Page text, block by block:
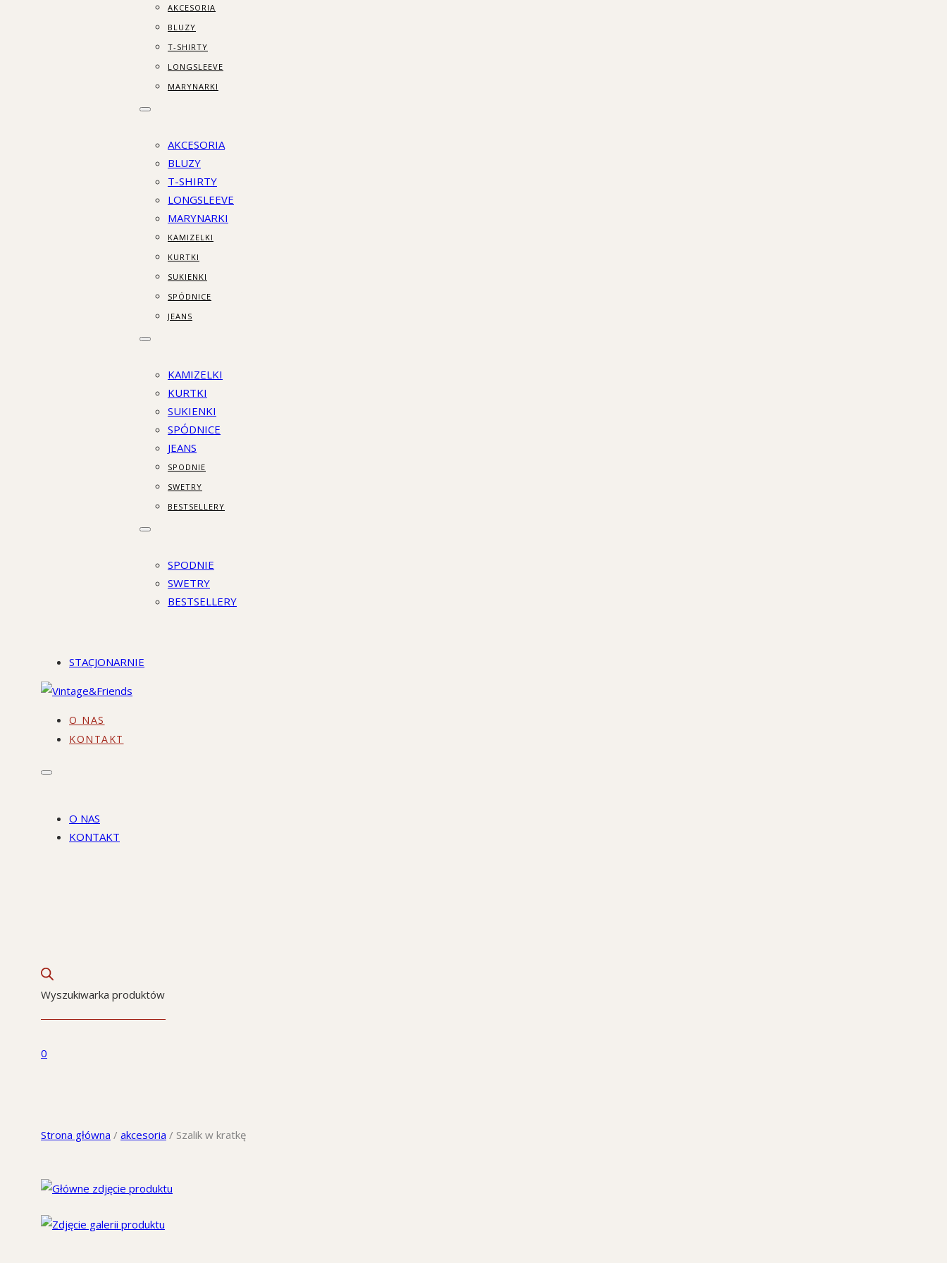
AKCESORIA
BLUZY
T-SHIRTY
LONGSLEEVE
MARYNARKI
AKCESORIA
BLUZY
T-SHIRTY
LONGSLEEVE
MARYNARKI
KAMIZELKI
KURTKI
SUKIENKI
SPÓDNICE
JEANS
KAMIZELKI
KURTKI
SUKIENKI
SPÓDNICE
JEANS
SPODNIE
SWETRY
BESTSELLERY
SPODNIE
SWETRY
BESTSELLERY
STACJONARNIE
O NAS
KONTAKT
O NAS
KONTAKT
Wyszukiwarka produktów
0
Strona główna / akcesoria / Szalik w kratkę